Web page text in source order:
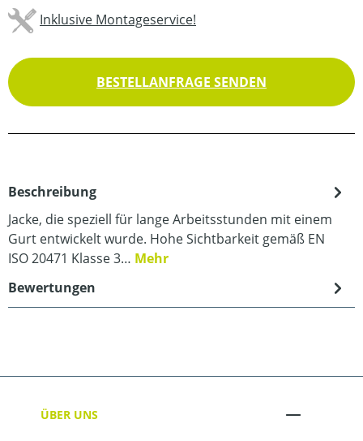
Inklusive Montageservice!
BESTELLANFRAGE SENDEN
Beschreibung
Jacke, die speziell für lange Arbeitsstunden mit einem
Gurt entwickelt wurde. Hohe Sichtbarkeit gemäß EN
ISO 20471 Klasse 3… Mehr
Bewertungen
ÜBER UNS